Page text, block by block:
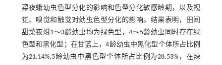
菜夜蛾幼虫色型分化的影响和色型分化敏感龄期，以及视
觉、嗅觉和触觉对幼虫色型分化的影响。结果表明，田间
甜菜夜蛾1～3龄幼虫均为绿色型，4～5龄幼虫同时存在绿
色型和黑化型；在甘蓝上，4龄幼虫中黑化型个体所占比例
为21.14%,5龄幼虫中黑色型个体所占比例为28.53%，在辣